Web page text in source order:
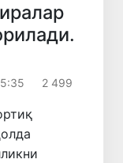
2 499